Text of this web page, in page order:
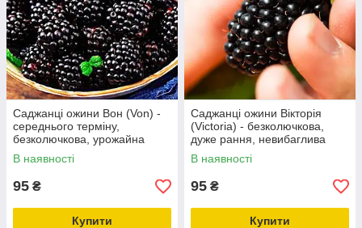
Саджанці ожини Вон (Von) -
середнього терміну,
безколючкова, урожайна
В наявності
95 ₴
Купити
Саджанці ожини Вікторія
(Victoria) - безколючкова,
дуже рання, невибаглива
В наявності
95 ₴
Купити